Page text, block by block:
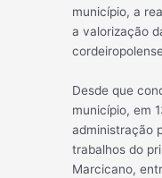
município, a
a valorização
Desde que
município, em
administração
trabalhos do
Marcicano,